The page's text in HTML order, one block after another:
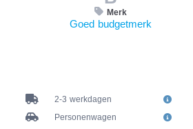
Merk
Goed budgetmerk
2-3 werkdagen
Personenwagen